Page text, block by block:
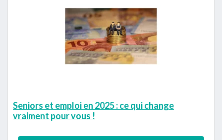
Seniors et emploi en 2025 : ce qui change
vraiment pour vous !